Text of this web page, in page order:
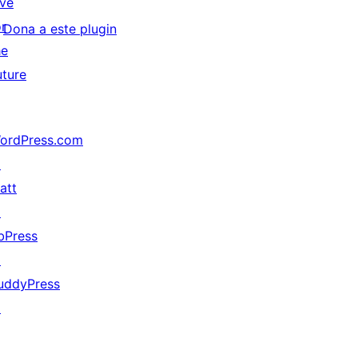
Dona a este plugin